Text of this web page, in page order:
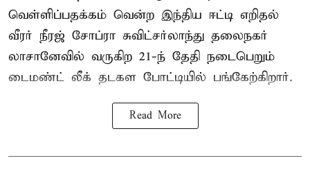
வெள்ளிப்பதக்கம் வென்ற இந்திய ஈட்டி எறிதல்
வீரர் நீரஜ் சோப்ரா சுவிட்சர்லாந்து தலைநகர்
லாசானேவில் வருகிற 21-ந் தேதி நடைபெறும்
டைமண்ட் லீக் தடகள போட்டியில் பங்கேற்கிறார்.
Read More